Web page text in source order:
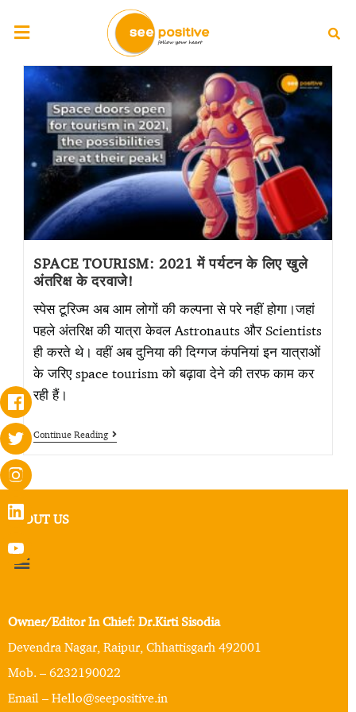
SPACE TOURISM: 2021 में पर्यटन के लिए खुले
अंतरिक्ष के दरवाजे!
स्पेस टूरिज्म अब आम लोगों की कल्पना से परे नहीं होगा।जहां
पहले अंतरिक्ष की यात्रा केवल Astronauts और Scientists
ही करते थे। वहीं अब दुनिया की दिग्गज कंपनियां इन यात्राओं
के जरिए space tourism को बढ़ावा देने की तरफ काम कर
रही हैं।
Continue Reading
ABOUT US
Owner/Editor In Chief: Dr.Kirti Sisodia
Devendra Nagar, Raipur, Chhattisgarh 492001
Mob. – 6232190022
Email – Hello@seepositive.in